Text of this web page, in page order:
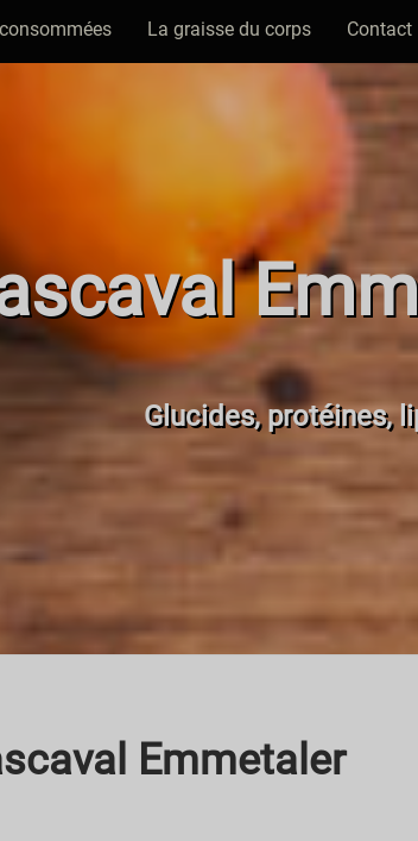
La graisse du corps Contact
Glucides, protéines,
Emmetaler